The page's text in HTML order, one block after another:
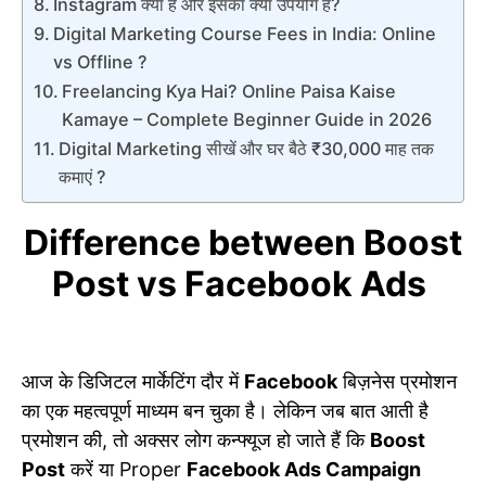
Digital Marketing Course Fees in India: Online
vs Offline ?
Freelancing Kya Hai? Online Paisa Kaise
Kamaye – Complete Beginner Guide in 2026
Digital Marketing सीखें और घर बैठे ₹30,000 माह तक
कमाएं ?
Difference between Boost
Post vs Facebook Ads
आज के डिजिटल मार्केटिंग दौर में Facebookबिज़नेस प्रमोशन
का एक महत्वपूर्ण माध्यम बन चुका है। लेकिन जब बात आती है
प्रमोशन की, तो अक्सर लोग कन्फ्यूज हो जाते हैं कि Boost
Postकरें या Proper Facebook Ads Campaign